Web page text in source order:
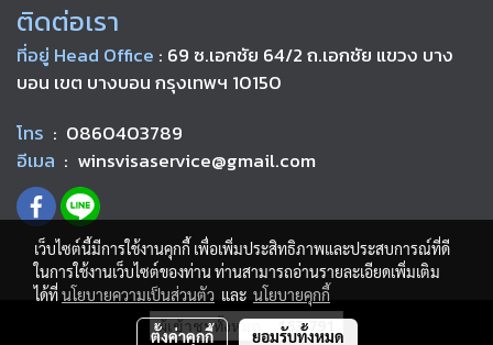
ติดต่อเรา
ที่อยู่ Head Office : 69 ซ.เอกชัย 64/2 ถ.เอกชัย แขวง บาง
บอน เขต บางบอน กรุงเทพฯ 10150
โทร : 0860403789
อีเมล : winsvisaservice@gmail.com
ผู้เข้าชมวันนี้ 23
เว็บไซต์นี้มีการใช้งานคุกกี้ เพื่อเพิ่มประสิทธิภาพและประสบการณ์ที่ดี
ในการใช้งานเว็บไซต์ของท่าน ท่านสามารถอ่านรายละเอียดเพิ่มเติม
ได้ที่นโยบายความเป็นส่วนตัว และ นโยบายคุกกี้
ตั้งค่าคุกกี้ ยอมรับทั้งหมด